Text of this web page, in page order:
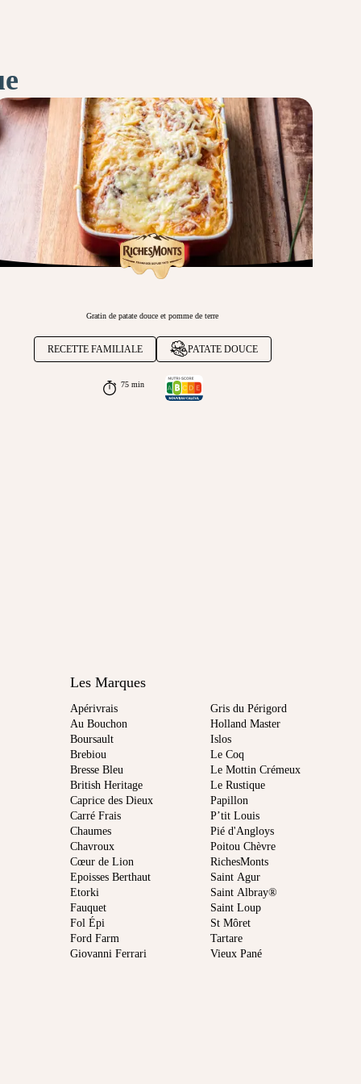
Gratin de patate douce et pomme de terre
RECETTE FAMILIALE PATATE DOUCE
75 min
Les Marques
Apérivrais
Au Bouchon
Boursault
Brebiou
Bresse Bleu
British Heritage
Caprice des Dieux
Carré Frais
Chaumes
Chavroux
Cœur de Lion
Epoisses Berthaut
Etorki
Fauquet
Fol Épi
Ford Farm
Giovanni Ferrari
Gris du Périgord
Holland Master
Islos
Le Coq
Le Mottin Crémeux
Le Rustique
Papillon
P’tit Louis
Pié d'Angloys
Poitou Chèvre
RichesMonts
Saint Agur
Saint Albray®
Saint Loup
St Môret
Tartare
Vieux Pané